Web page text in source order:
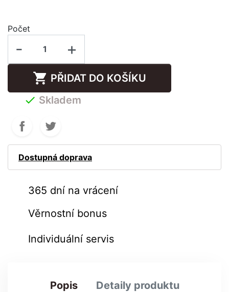
Počet
- +
 PŘIDAT DO KOŠÍKU
 Skladem
Dostupná doprava
365 dní na vrácení
Věrnostní bonus
Individuální servis
Popis Detaily produktu